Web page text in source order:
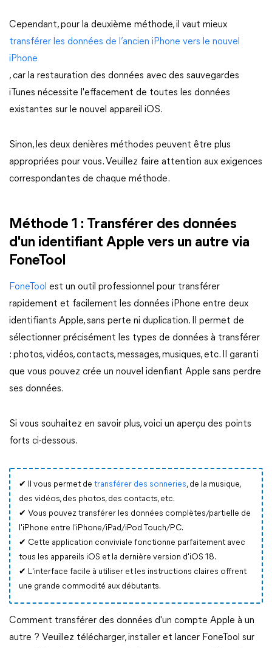
Cependant, pour la deuxième méthode, il vaut mieux
transférer les données de l’ancien iPhone vers le nouvel
iPhone
, car la restauration des données avec des sauvegardes
iTunes nécessite l'effacement de toutes les données
existantes sur le nouvel appareil iOS.
Sinon, les deux denières méthodes peuvent être plus
appropriées pour vous. Veuillez faire attention aux exigences
correspondantes de chaque méthode.
Méthode 1 : Transférer des données
d'un identifiant Apple vers un autre via
FoneTool
FoneTool est un outil professionnel pour transférer
rapidement et facilement les données iPhone entre deux
identifiants Apple, sans perte ni duplication. Il permet de
sélectionner précisément les types de données à transférer
: photos, vidéos, contacts, messages, musiques, etc. Il garanti
que vous pouvez crée un nouvel idenfiant Apple sans perdre
ses données.
Si vous souhaitez en savoir plus, voici un aperçu des points
forts ci-dessous.
✔ Il vous permet de transférer des sonneries, de la musique,
des vidéos, des photos, des contacts, etc.
✔ Vous pouvez transférer les données complètes/partielle de
l'iPhone entre l'iPhone/iPad/iPod Touch/PC.
✔ Cette application conviviale fonctionne parfaitement avec
tous les appareils iOS et la dernière version d'iOS 18.
✔ L'interface facile à utiliser et les instructions claires offrent
une grande commodité aux débutants.
Comment transférer des données d'un compte Apple à un
autre ? Veuillez télécharger, installer et lancer FoneTool sur